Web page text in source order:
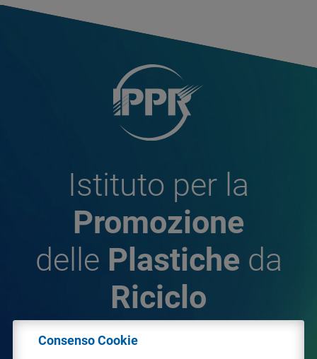
Istituto per la
Promozione
delle Plastiche da
Riciclo
Consenso Cookie